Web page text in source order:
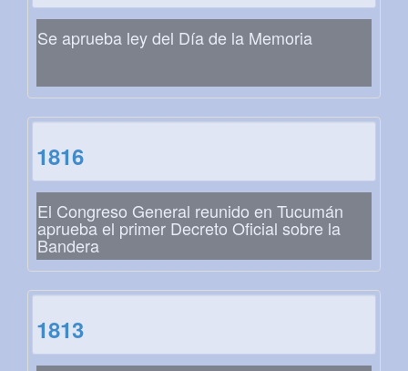
Se aprueba ley del Día de la Memoria
1816
El Congreso General reunido en Tucumán
aprueba el primer Decreto Oficial sobre la
Bandera
1813